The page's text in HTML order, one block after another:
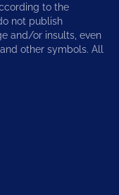
to the
not publish
and/or insults, even
other symbols. All